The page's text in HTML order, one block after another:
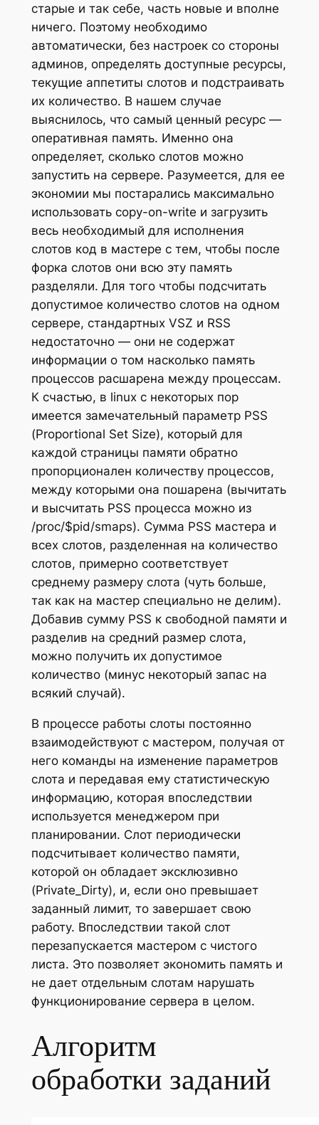
старые и так себе, часть новые и вполне
ничего. Поэтому необходимо
автоматически, без настроек со стороны
админов, определять доступные ресурсы,
текущие аппетиты слотов и подстраивать
их количество. В нашем случае
выяснилось, что самый ценный ресурс —
оперативная память. Именно она
определяет, сколько слотов можно
запустить на сервере. Разумеется, для ее
экономии мы постарались максимально
использовать copy-on-write и загрузить
весь необходимый для исполнения
слотов код в мастере с тем, чтобы после
форка слотов они всю эту память
разделяли. Для того чтобы подсчитать
допустимое количество слотов на одном
сервере, стандартных VSZ и RSS
недостаточно — они не содержат
информации о том насколько память
процессов расшарена между процессам.
К счастью, в linux с некоторых пор
имеется замечательный параметр PSS
(Proportional Set Size), который для
каждой страницы памяти обратно
пропорционален количеству процессов,
между которыми она пошарена (вычитать
и высчитать PSS процесса можно из
/proc/$pid/smaps). Сумма PSS мастера и
всех слотов, разделенная на количество
слотов, примерно соответствует
среднему размеру слота (чуть больше,
так как на мастер специально не делим).
Добавив сумму PSS к свободной памяти и
разделив на средний размер слота,
можно получить их допустимое
количество (минус некоторый запас на
всякий случай).
В процессе работы слоты постоянно
взаимодействуют с мастером, получая от
него команды на изменение параметров
слота и передавая ему статистическую
информацию, которая впоследствии
используется менеджером при
планировании. Слот периодически
подсчитывает количество памяти,
которой он обладает эксклюзивно
(Private_Dirty), и, если оно превышает
заданный лимит, то завершает свою
работу. Впоследствии такой слот
перезапускается мастером с чистого
листа. Это позволяет экономить память и
не дает отдельным слотам нарушать
функционирование сервера в целом.
Алгоритм
обработки заданий